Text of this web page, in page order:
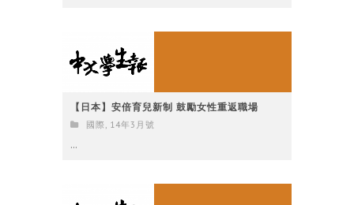
【日本】安倍育兒新制 鼓勵女性重返職場
國際 , 14年3月號
...